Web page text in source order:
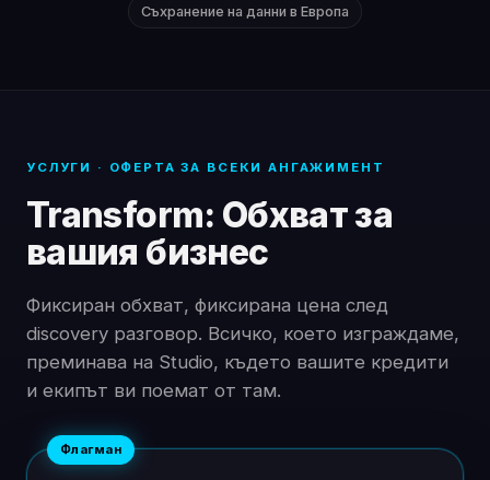
Съхранение на данни в Европа
УСЛУГИ · ОФЕРТА ЗА ВСЕКИ АНГАЖИМЕНТ
Transform: Обхват за
вашия бизнес
Фиксиран обхват, фиксирана цена след
discovery разговор. Всичко, което изграждаме,
преминава на Studio, където вашите кредити
и екипът ви поемат от там.
Флагман